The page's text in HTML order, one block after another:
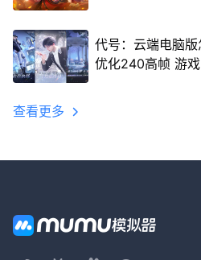
代号：云端电脑
优化240高帧 游
查看更多